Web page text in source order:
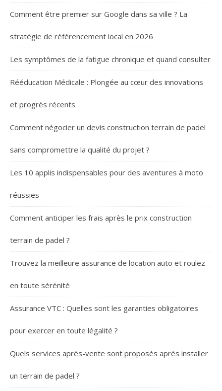
Comment être premier sur Google dans sa ville ? La
stratégie de référencement local en 2026
Les symptômes de la fatigue chronique et quand consulter
Rééducation Médicale : Plongée au cœur des innovations
et progrès récents
Comment négocier un devis construction terrain de padel
sans compromettre la qualité du projet ?
Les 10 applis indispensables pour des aventures à moto
réussies
Comment anticiper les frais après le prix construction
terrain de padel ?
Trouvez la meilleure assurance de location auto et roulez
en toute sérénité
Assurance VTC : Quelles sont les garanties obligatoires
pour exercer en toute légalité ?
Quels services après-vente sont proposés après installer
un terrain de padel ?